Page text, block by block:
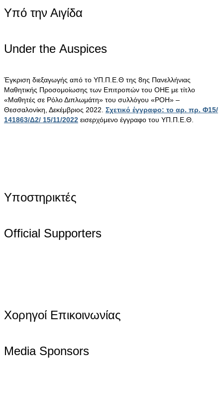
Υπό την Αιγίδα
Under the Αuspices
Έγκριση διεξαγωγής από το ΥΠ.Π.Ε.Θ της 8ης Πανελλήνιας
Μαθητικής Προσομοίωσης των Επιτροπών του ΟΗΕ με τίτλο
«Μαθητές σε Ρόλο Διπλωμάτη» του συλλόγου «ΡΟΗ» –
Θεσσαλονίκη, Δεκέμβριος 2022. Σχετικό έγγραφο: το αρ. πρ. Φ15/
141863/Δ2/ 15/11/2022 εισερχόμενο έγγραφο του ΥΠ.Π.Ε.Θ.
Υποστηρικτές
Official Supporters
Χορηγοί Επικοινωνίας
Media Sponsors